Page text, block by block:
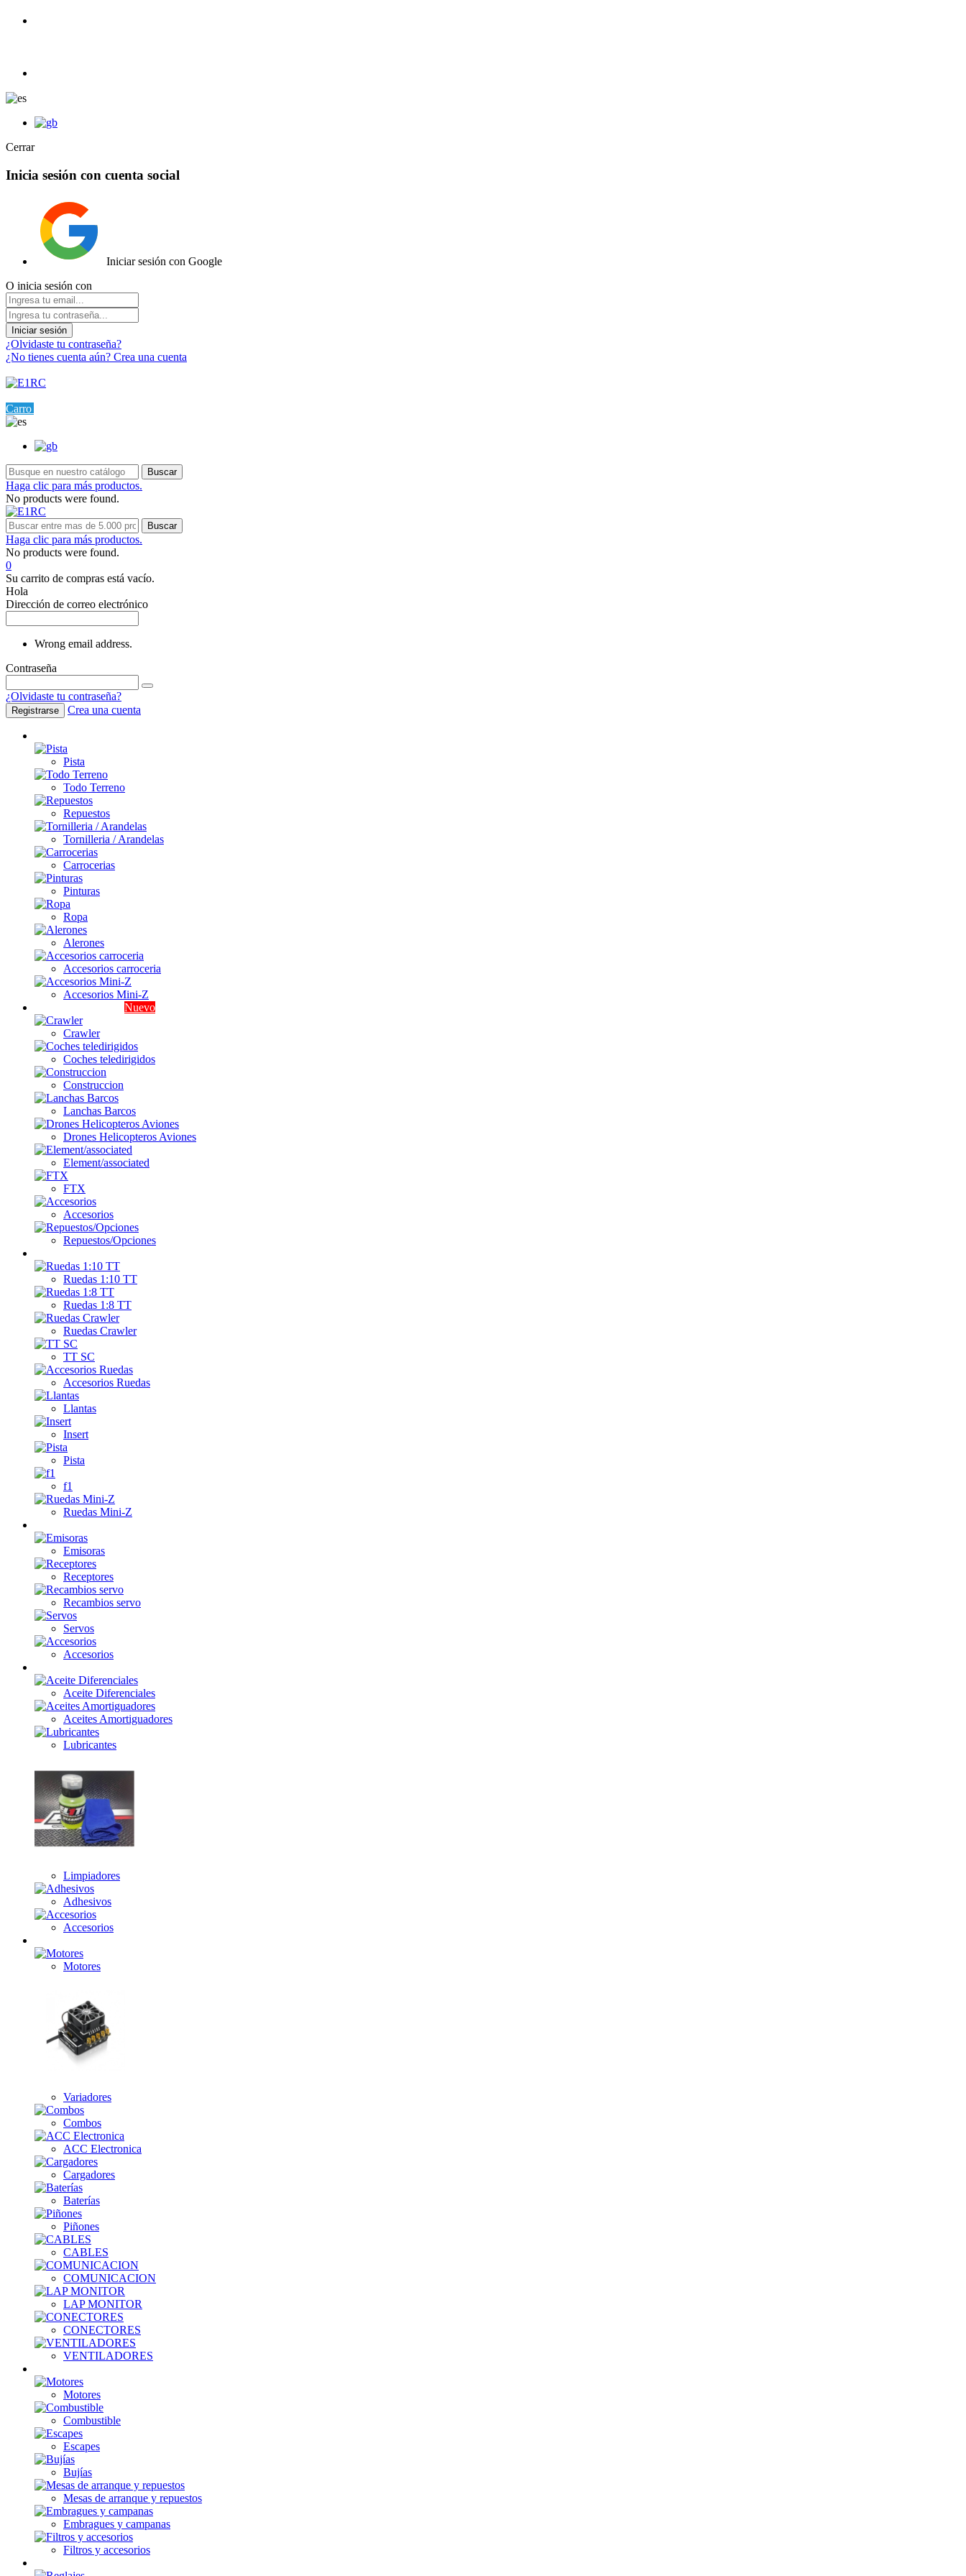
Cerrar
Inicia sesión con cuenta social
Iniciar sesión con Google
O inicia sesión con
Iniciar sesión
¿Olvidaste tu contraseña?
¿No tienes cuenta aún? Crea una cuenta
Carro
Buscar
Haga clic para más productos.
No products were found.
Buscar
Haga clic para más productos.
No products were found.
0
Su carrito de compras está vacío.
Hola
Dirección de correo electrónico
Wrong email address.
Contraseña
¿Olvidaste tu contraseña?
Registrarse Crea una cuenta
Pista
Todo Terreno
Repuestos
Tornilleria / Arandelas
Carrocerias
Pinturas
Ropa
Alerones
Accesorios carroceria
Accesorios Mini-Z
Nuevo
Crawler
Coches teledirigidos
Construccion
Lanchas Barcos
Drones Helicopteros Aviones
Element/associated
FTX
Accesorios
Repuestos/Opciones
Ruedas 1:10 TT
Ruedas 1:8 TT
Ruedas Crawler
TT SC
Accesorios Ruedas
Llantas
Insert
Pista
f1
Ruedas Mini-Z
Emisoras
Receptores
Recambios servo
Servos
Accesorios
Aceite Diferenciales
Aceites Amortiguadores
Lubricantes
Limpiadores
Adhesivos
Accesorios
Motores
Variadores
Combos
ACC Electronica
Cargadores
Baterías
Piñones
CABLES
COMUNICACION
LAP MONITOR
CONECTORES
VENTILADORES
Motores
Combustible
Escapes
Bujías
Mesas de arranque y repuestos
Embragues y campanas
Filtros y accesorios